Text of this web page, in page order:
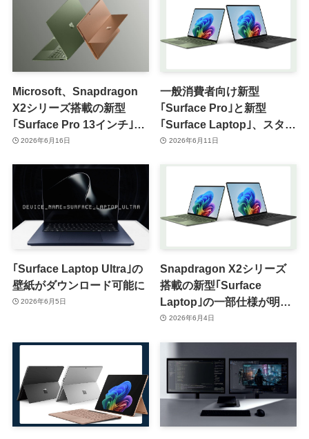
Microsoft、Snapdragon
X2シリーズ搭載の新型
｢Surface Pro 13インチ｣と
｢Surface Laptop 13.8/15イ
2026年6月16日
一般消費者向け新型
｢Surface Pro｣と新型
｢Surface Laptop｣、スター
ト価格は値上げか ｰ
2026年6月11日
｢Surface Laptop Ultra｣の
壁紙がダウンロード可能に
2026年6月5日
Snapdragon X2シリーズ
搭載の新型｢Surface
Laptop｣の一部仕様が明ら
かに
2026年6月4日